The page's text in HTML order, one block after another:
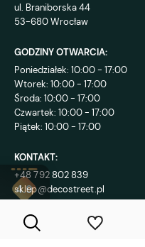
ul. Braniborska 44
53-680 Wrocław
GODZINY OTWARCIA:
Poniedziałek: 10:00 - 17:00
Wtorek: 10:00 - 17:00
Środa: 10:00 - 17:00
Czwartek: 10:00 - 17:00
Piątek: 10:00 - 17:00
KONTAKT:
+48 792 802 839
sklep@decostreet.pl
4.9